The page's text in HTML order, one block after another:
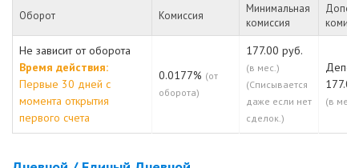
Оборот Комиссия
Минимальная
комиссия
Не зависит от оборота
Время действия:
Первые 30 дней с
момента открытия
первого счета
0.0177% (от
оборота)
177.00 руб.
(в мес.)
(Списывается
даже если нет
сделок.)
Депо:
(в мес.)